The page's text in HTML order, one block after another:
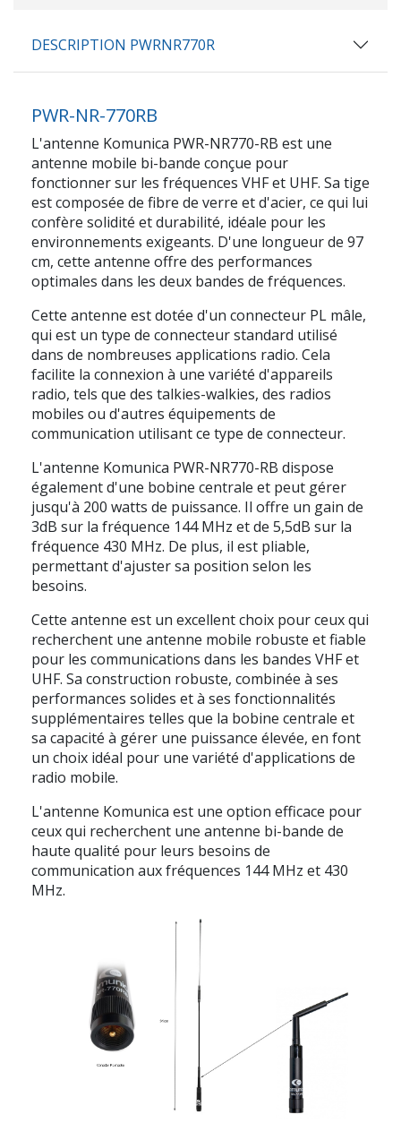
DESCRIPTION PWRNR770R
PWR-NR-770RB
L'antenne Komunica PWR-NR770-RB est une
antenne mobile bi-bande conçue pour
fonctionner sur les fréquences VHF et UHF. Sa tige
est composée de fibre de verre et d'acier, ce qui lui
confère solidité et durabilité, idéale pour les
environnements exigeants. D'une longueur de 97
cm, cette antenne offre des performances
optimales dans les deux bandes de fréquences.
Cette antenne est dotée d'un connecteur PL mâle,
qui est un type de connecteur standard utilisé
dans de nombreuses applications radio. Cela
facilite la connexion à une variété d'appareils
radio, tels que des talkies-walkies, des radios
mobiles ou d'autres équipements de
communication utilisant ce type de connecteur.
L'antenne Komunica PWR-NR770-RB dispose
également d'une bobine centrale et peut gérer
jusqu'à 200 watts de puissance. Il offre un gain de
3dB sur la fréquence 144 MHz et de 5,5dB sur la
fréquence 430 MHz. De plus, il est pliable,
permettant d'ajuster sa position selon les
besoins.
Cette antenne est un excellent choix pour ceux qui
recherchent une antenne mobile robuste et fiable
pour les communications dans les bandes VHF et
UHF. Sa construction robuste, combinée à ses
performances solides et à ses fonctionnalités
supplémentaires telles que la bobine centrale et
sa capacité à gérer une puissance élevée, en font
un choix idéal pour une variété d'applications de
radio mobile.
L'antenne Komunica est une option efficace pour
ceux qui recherchent une antenne bi-bande de
haute qualité pour leurs besoins de
communication aux fréquences 144 MHz et 430
MHz.